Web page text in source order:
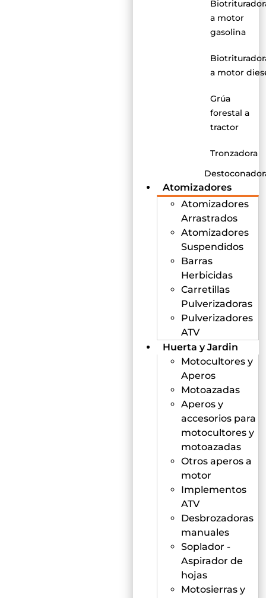
a motor
gasolina
a motor
Grúa
forestal a
tractor
Tronzadora
Atomizadores
Atomizadores
Arrastrados
Atomizadores
Suspendidos
Barras
Herbicidas
Carretillas
Pulverizadoras
Pulverizadores
ATV
Huerta y Jardin
Motocultores y
Aperos
Motoazadas
Aperos y
accesorios para
motocultores y
motoazadas
Otros aperos a
motor
Implementos
ATV
Desbrozadoras
manuales
Soplador -
Aspirador de
hojas
Motosierras y